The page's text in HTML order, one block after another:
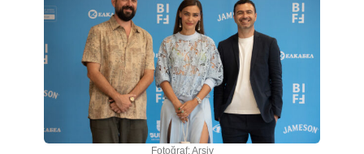
Fotoğraf: Arşiv